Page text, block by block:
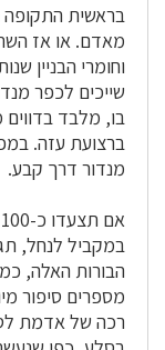
בראשית
מאדם. או אז
וחומרי הבניין
בו, מלבד
ברצועת עזה.
מנדור דרך קבע.
במקביל לנחל,
הבורות האלה,
מספרים סיפור
רכה של אדמת